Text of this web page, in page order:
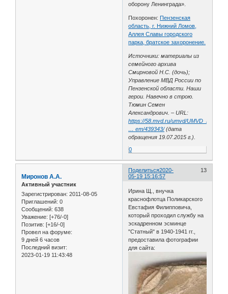
оборону Ленинграда».
Похоронен:Пензенская
область, г. Нижний Ломов,
Аллея Славы городского
парка, братское захоронение.
Источники: материалы из
семейного архива
Смирновой Н.С. (дочь);
Управление МВД России по
Пензенской области. Наши
герои. Навечно в строю.
Тюмин Семен
Александрович. – URL:
https://58.mvd.ru/umvd/
… em/439343/(дата
обращения 19.07.2015 г.).
0
Поделиться 13
2020-
05-19 15:16:57
Миронов А.А.
Активный участник
Зарегистрирован: 2011-08-05
Приглашений: 0
Сообщений: 638
Уважение: [+76/-0]
Позитив: [+16/-0]
Провел на форуме:
9 дней 6 часов
Последний визит:
2023-01-19 11:43:48
Ирина Щ., внучка
краснофлотца Поликарского
Евстафия Филипповича,
который проходил службу на
эскадренном эсминце
"Статный" в 1940-1941 гг.,
предоставила фотографии
для сайта: